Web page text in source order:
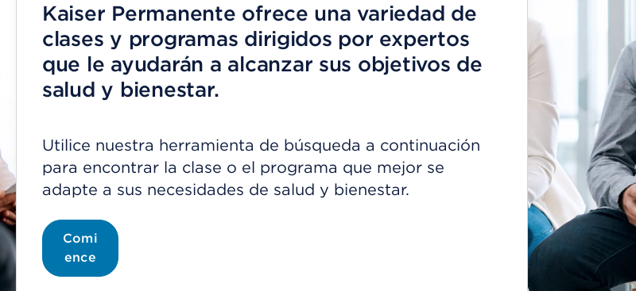
Kaiser Permanente ofrece una variedad de
clases y programas dirigidos por expertos
que le ayudarán a alcanzar sus objetivos de
salud y bienestar.
Utilice nuestra herramienta de búsqueda a continuación
para encontrar la clase o el programa que mejor se
adapte a sus necesidades de salud y bienestar.
Comi
ence